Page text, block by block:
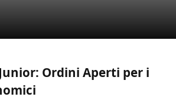
Ordini Aperti per i